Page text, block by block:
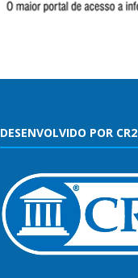
DESENVOLVIDO POR CR2